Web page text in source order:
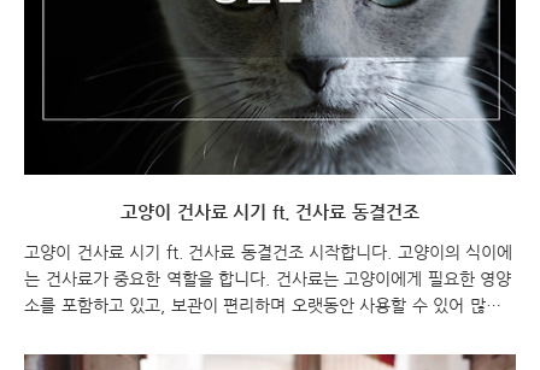
고양이 건사료 시기 ft. 건사료 동결건조
고양이 건사료 시기 ft. 건사료 동결건조 시작합니다. 고양이의 식이에
는 건사료가 중요한 역할을 합니다. 건사료는 고양이에게 필요한 영양
소를 포함하고 있고, 보관이 편리하며 오랫동안 사용할 수 있어 많은
조에 대해 몇 가지 고려해야 할 사항이 있습니다. 고양이 건사료 시기